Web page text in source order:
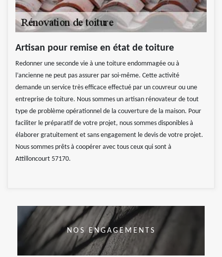
Artisan pour remise en état de toiture
Redonner une seconde vie à une toiture endommagée ou à
l’ancienne ne peut pas assurer par soi-même. Cette activité
demande un service très efficace effectué par un couvreur ou une
entreprise de toiture. Nous sommes un artisan rénovateur de tout
type de problème opérationnel de la couverture de la maison. Pour
faciliter le préparatif de votre projet, nous sommes disponibles à
élaborer gratuitement et sans engagement le devis de votre projet.
Nous sommes prêts à coopérer avec tous ceux qui sont à
Attilloncourt 57170.
NOS ENGAGEMENTS